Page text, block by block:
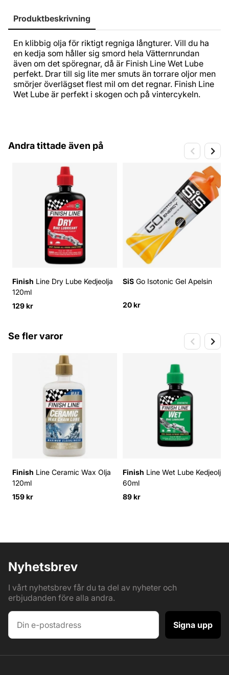
Produktbeskrivning
En klibbig olja för riktigt regniga långturer. Vill du ha
en kedja som håller sig smord hela Vätternrundan
även om det spöregnar, då är Finish Line Wet Lube
perfekt. Drar till sig lite mer smuts än torrare oljor men
smörjer överlägset flest mil om det regnar. Finish Line
Wet Lube är perfekt i skogen och på vintercykeln.
Andra tittade även på
Finish Line Dry Lube Kedjeolja
120ml
129 kr
SiS Go Isotonic Gel Apelsin
20 kr
Se fler varor
Finish Line Ceramic Wax Olja
120ml
159 kr
Finish Line Wet Lube Kedjeolja
60ml
89 kr
Nyhetsbrev
I vårt nyhetsbrev får du ta del av nyheter och
erbjudanden före alla andra.
Signa upp